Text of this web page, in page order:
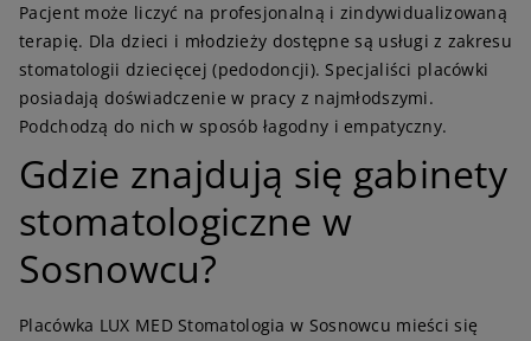
Pacjent może liczyć na profesjonalną i zindywidualizowaną
terapię. Dla dzieci i młodzieży dostępne są usługi z zakresu
stomatologii dziecięcej (pedodoncji). Specjaliści placówki
posiadają doświadczenie w pracy z najmłodszymi.
Podchodzą do nich w sposób łagodny i empatyczny.
Gdzie znajdują się gabinety
stomatologiczne w
Sosnowcu?
Placówka LUX MED Stomatologia w Sosnowcu mieści się